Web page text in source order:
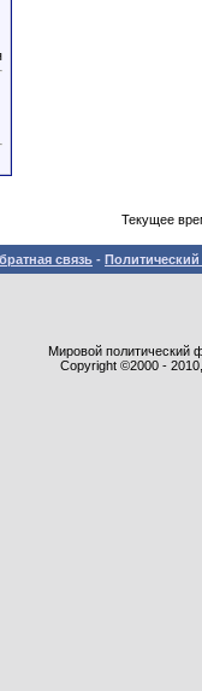
Текущее
связь -
Мировой политический
Copyright ©2000 -